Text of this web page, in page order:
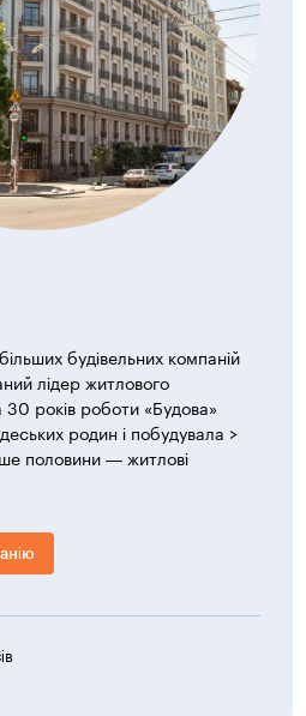
встановлюється водомір.
каналізація будівлі виконується
водопостачання
водопровідні насосні
комплексу були забезпечені
захисту, що передбачає
систем,
шахти, а також сигналізацію про
роботою вентиляційних
видалення диму і створення
холі вантажного ліфта.
мідними проводами.
здійснюється
електроенергії, які
електропостачання: два
будівельних компаній
лідер житлового
30 років роботи «Будова»
родин і побудувала >
половини — житлові